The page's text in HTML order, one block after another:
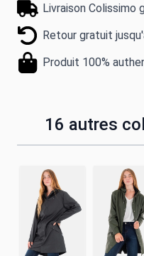
Livraison Colissimo
Retour gratuit
Produit 100%
16 autres